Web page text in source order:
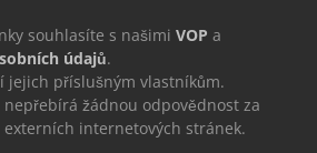
souhlasíte s našimi VOP a
údajů.
jejich příslušným vlastníkům.
nepřebírá žádnou odpovědnost za
externích internetových stránek.